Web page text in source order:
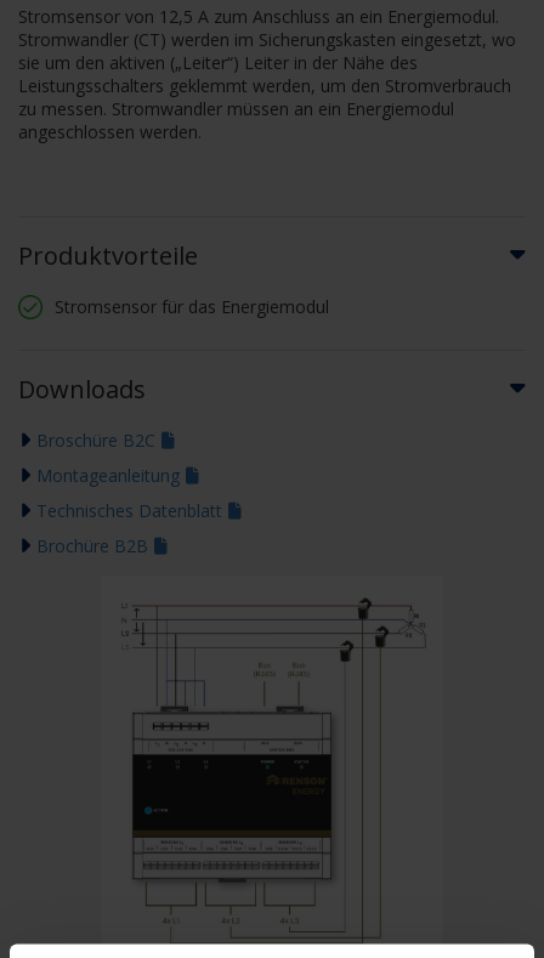
Stromsensor von 12,5 A zum Anschluss an ein Energiemodul.
Stromwandler (CT) werden im Sicherungskasten eingesetzt, wo
sie um den aktiven („Leiter“) Leiter in der Nähe des
Leistungsschalters geklemmt werden, um den Stromverbrauch
zu messen. Stromwandler müssen an ein Energiemodul
angeschlossen werden.
Produktvorteile
Stromsensor für das Energiemodul
Downloads
Broschüre B2C
Montageanleitung
Technisches Datenblatt
Brochüre B2B